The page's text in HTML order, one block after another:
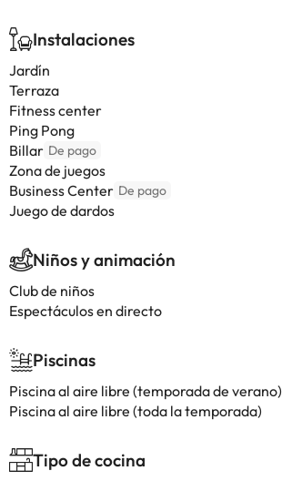
Instalaciones
Jardín
Terraza
Fitness center
Ping Pong
Billar De pago
Zona de juegos
Business Center De pago
Juego de dardos
Niños y animación
Club de niños
Espectáculos en directo
Piscinas
Piscina al aire libre (temporada de verano)
Piscina al aire libre (toda la temporada)
Tipo de cocina